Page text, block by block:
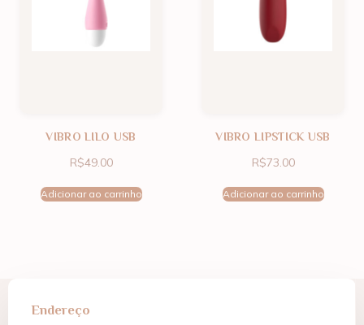
VIBRO LILO USB
R$49.00
Adicionar ao carrinho
VIBRO LIPSTICK USB
R$73.00
Adicionar ao carrinho
Endereço